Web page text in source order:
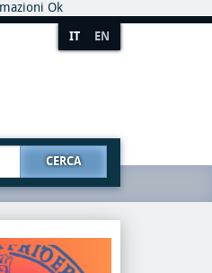
Ok
IT EN
CERCA